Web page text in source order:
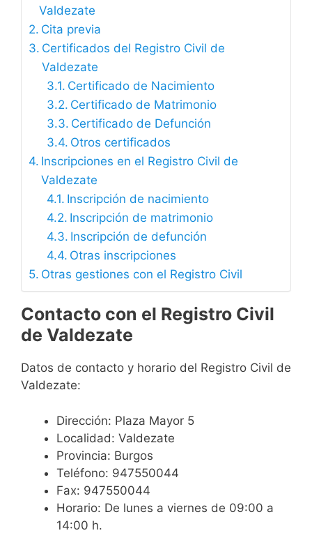
Valdezate
Cita previa
Certificados del Registro Civil de
Valdezate
Certificado de Nacimiento
Certificado de Matrimonio
Certificado de Defunción
Otros certificados
Inscripciones en el Registro Civil de
Valdezate
Inscripción de nacimiento
Inscripción de matrimonio
Inscripción de defunción
Otras inscripciones
Otras gestiones con el Registro Civil
Contacto con el Registro Civil
de Valdezate
Datos de contacto y horario del Registro Civil de
Valdezate:
Dirección: Plaza Mayor 5
Localidad: Valdezate
Provincia: Burgos
Teléfono: 947550044
Fax: 947550044
Horario: De lunes a viernes de 09:00 a
14:00 h.